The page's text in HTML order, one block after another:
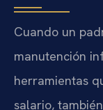
Cuando un
manutención
herramientas
salario,